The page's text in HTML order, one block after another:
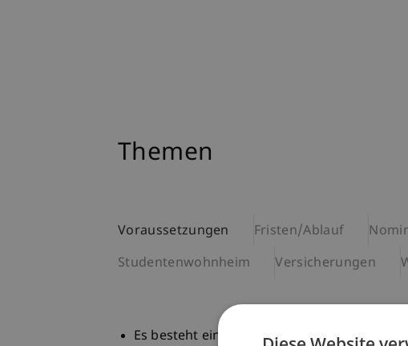
Themen
Voraussetzungen Fristen/Ablauf
Studentenwohnheim
Versicherungen
Es besteht ein bilaterales Abkommen